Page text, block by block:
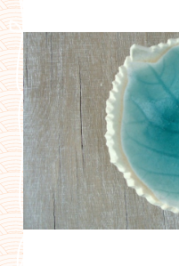
a propos
boutiques de
contact
politique de